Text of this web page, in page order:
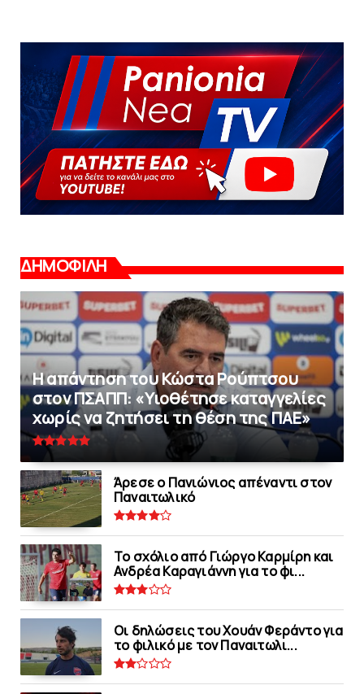
ΔΗΜΟΦΙΛΗ
Η απάντηση του Κώστα Ρούπτσου
στον ΠΣΑΠΠ: «Υιοθέτησε καταγγελίες
χωρίς να ζητήσει τη θέση της ΠAΕ»
Άρεσε ο Πανιώνιος απέναντι στoν
Παναιτωλικό
Το σχόλιο από Γιώργο Καρμίρη και
Ανδρέα Καραγιάννη για το φι...
Οι δηλώσεις του Χουάν Φεράντο για
το φιλικό με τoν Παναιτωλι...